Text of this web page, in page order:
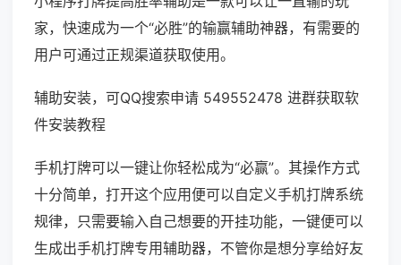
家，快速成为一个“必胜”的输赢辅助神器，有需要的
用户可通过正规渠道获取使用。
辅助安装，可QQ搜索申请 549552478 进群获取软
件安装教程
手机打牌可以一键让你轻松成为“必赢”。其操作方式
十分简单，打开这个应用便可以自定义手机打牌系统
规律，只需要输入自己想要的开挂功能，一键便可以
生成出手机打牌专用辅助器，不管你是想分享给好友